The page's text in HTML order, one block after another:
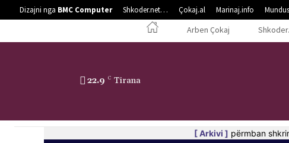
Dizajni nga BMC Computer Shkoder.net… Çokaj.al Marinaj.info
Arben Çokaj
22.9 C Tirana
[ Arkivi ] përmban